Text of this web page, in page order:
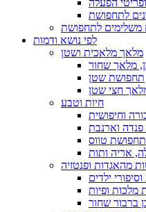
הפעלה
לתחפושת
משלימים לתחפושת
לפי נושא ודמות
מלאך מלאכית ושטן
מלאך שחור
תחפושת שטן
חצי שטן
חיות וטבע
וחיפושית
וארנבת
תחפושת טווס
אריה ותות
מהאגדות ופנטזיה
ילדים
מלכות ופיות
ברבור שחור